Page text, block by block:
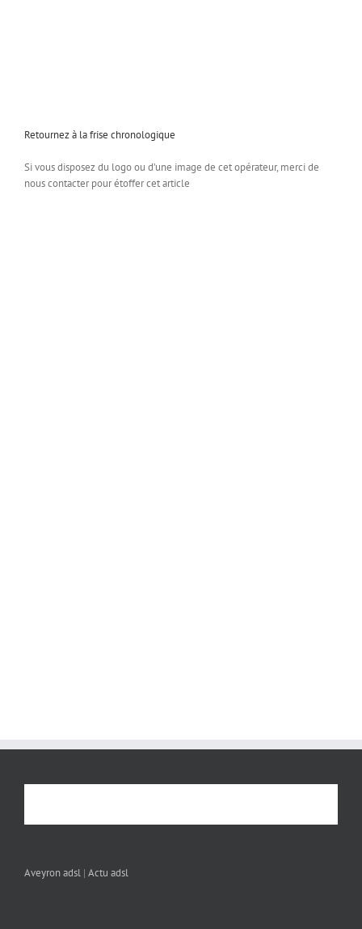
Retournez à la frise chronologique
Si vous disposez du logo ou d’une image de cet opérateur, merci de
nous contacter pour étoffer cet article
Aveyron adsl | Actu adsl